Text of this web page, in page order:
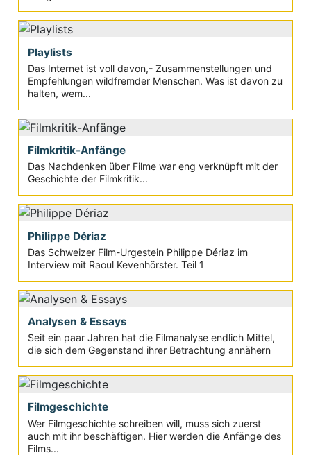
Playlists
Das Internet ist voll davon,- Zusammenstellungen und
Empfehlungen wildfremder Menschen. Was ist davon zu
halten, wem...
Filmkritik-Anfänge
Das Nachdenken über Filme war eng verknüpft mit der
Geschichte der Filmkritik...
Philippe Dériaz
Das Schweizer Film-Urgestein Philippe Dériaz im
Interview mit Raoul Kevenhörster. Teil 1
Analysen & Essays
Seit ein paar Jahren hat die Filmanalyse endlich Mittel,
die sich dem Gegenstand ihrer Betrachtung annähern
Filmgeschichte
Wer Filmgeschichte schreiben will, muss sich zuerst
auch mit ihr beschäftigen. Hier werden die Anfänge des
Films...